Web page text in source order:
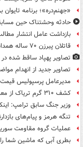
«جهنم‌دره»؛ برنامه
حادثه وحشتناک حین
بازداشت عامل انتشار
قاتلان پیرزن ۷۰ ساله همدانی با ۵۰ گرم طلا دستگیر شدند
تصاویر پهپاد ساقط شده
تصاویر جدید از انهدام
مدیرعامل پرسپولیس
کشف ۳۱۰ گرم تریاک از معده مسافر اتوبوس در قاینات
وزیر جنگ سابق ترامپ:
تنگه هرمز و پیام‌های
عملیات گروه مقاومت
بطری آبی که ماشین شما